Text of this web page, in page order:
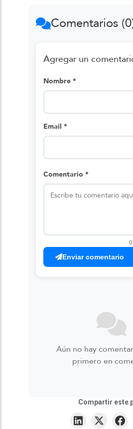
Comentarios
Agregar un
Nombre *
Email *
Comentario *
Enviar comentario
Aún no hay
primero en
Compartir este